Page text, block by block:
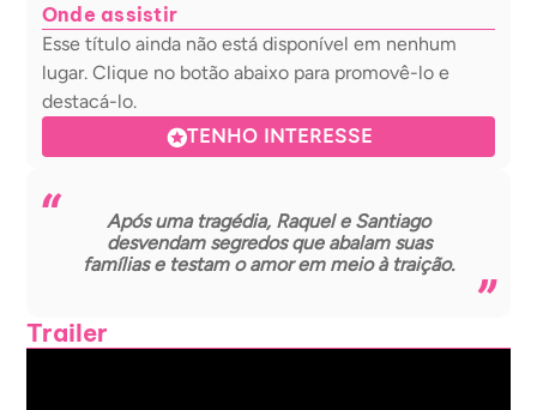
Onde assistir
Esse título ainda não está disponível em nenhum
lugar. Clique no botão abaixo para promovê-lo e
destacá-lo.
TENHO INTERESSE
Após uma tragédia, Raquel e Santiago
desvendam segredos que abalam suas
famílias e testam o amor em meio à traição.
Trailer